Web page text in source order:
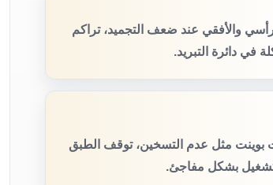
والأفقي عند ضعف التجميد، تراكم
في دائرة التبريد.
بوينت مثل عدم التسخين، توقف الطبق
بشكل مفاجئ.